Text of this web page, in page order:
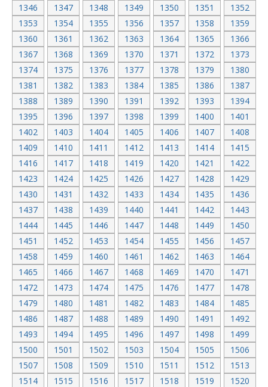
1346 1347 1348 1349 1350 1351
1352
1353
1354 1355 1356 1357 1358
1359
1360
1361 1362 1363 1364 1365
1366
1367
1368 1369 1370 1371 1372
1373
1374
1375 1376 1377 1378 1379
1380
1381
1382 1383 1384 1385 1386
1387
1388
1389 1390 1391 1392 1393
1394
1395
1396 1397 1398 1399 1400
1401
1402
1403 1404 1405 1406 1407
1408
1409
1410 1411 1412 1413 1414
1415
1416
1417 1418 1419 1420 1421
1422
1423
1424 1425 1426 1427 1428
1429
1430
1431 1432 1433 1434 1435
1436
1437
1438 1439 1440 1441 1442
1443
1444
1445 1446 1447 1448 1449
1450
1451
1452 1453 1454 1455 1456
1457
1458
1459 1460 1461 1462 1463
1464
1465
1466 1467 1468 1469 1470
1471
1472
1473 1474 1475 1476 1477
1478
1479
1480 1481 1482 1483 1484
1485
1486
1487 1488 1489 1490 1491
1492
1493
1494 1495 1496 1497 1498
1499
1500
1501 1502 1503 1504 1505
1506
1507
1508 1509 1510 1511 1512
1513
1514
1515 1516 1517 1518 1519
1520